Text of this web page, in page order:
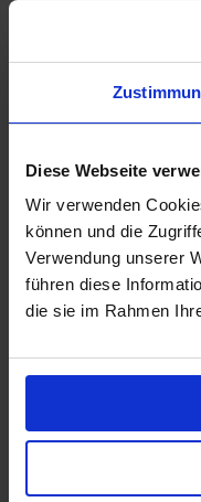
Diese Webseite
Wir verwenden
können und die
Verwendung unserer
führen diese
die sie im Rahmen